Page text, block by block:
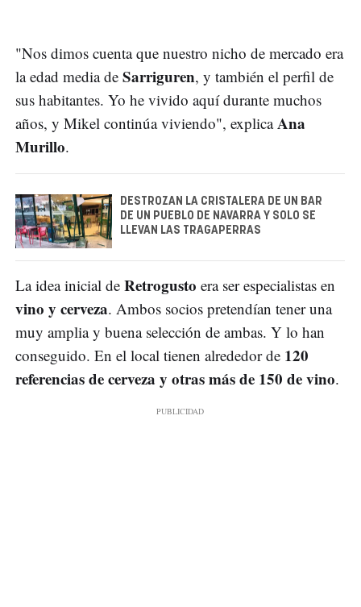
"Nos dimos cuenta que nuestro nicho de mercado era
la edad media de Sarriguren, y también el perfil de
sus habitantes. Yo he vivido aquí durante muchos
años, y Mikel continúa viviendo", explicaAna
Murillo.
DESTROZAN LA CRISTALERA DE UN BAR
DE UN PUEBLO DE NAVARRA Y SOLO SE
LLEVAN LAS TRAGAPERRAS
La idea inicial de Retrogusto era ser especialistas en
vino y cerveza. Ambos socios pretendían tener una
muy amplia y buena selección de ambas. Y lo han
conseguido. En el local tienen alrededor de 120
referencias de cerveza y otras más de 150 de vino.